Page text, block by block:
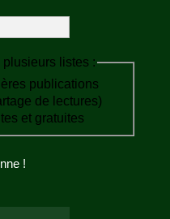
listes :
publications
de lectures)
et gratuites